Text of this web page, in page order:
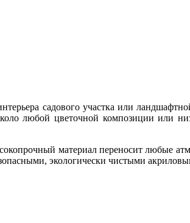
садового участка или
любой цветочной композиции или
материал переносит любые
экологически чистыми